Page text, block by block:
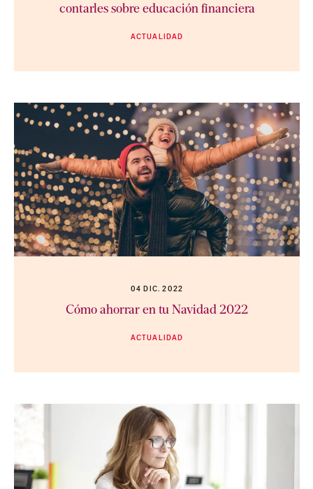
contarles sobre educación financiera
ACTUALIDAD
04 DIC. 2022
Cómo ahorrar en tu Navidad 2022
ACTUALIDAD